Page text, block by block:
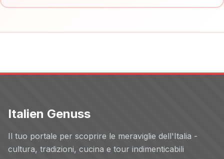
Italien Genuss
Il tuo portale per scoprire le meraviglie dell'Italia -
cultura, tradizioni, cucina e tour indimenticabili